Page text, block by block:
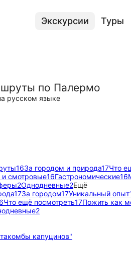
Экскурсии Туры
по Палермо
русском языке
16За городом и природа17Что
смотровые16Гастрономические16
2Однодневные2Ещё
17За городом17Уникальный опыт
Что ещё посмотреть17Пожить как
2